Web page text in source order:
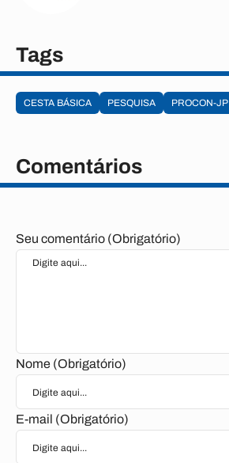
Tags
CESTA BÁSICA PESQUISA PROCON-JP
Comentários
Seu comentário (Obrigatório)
Nome (Obrigatório)
E-mail (Obrigatório)